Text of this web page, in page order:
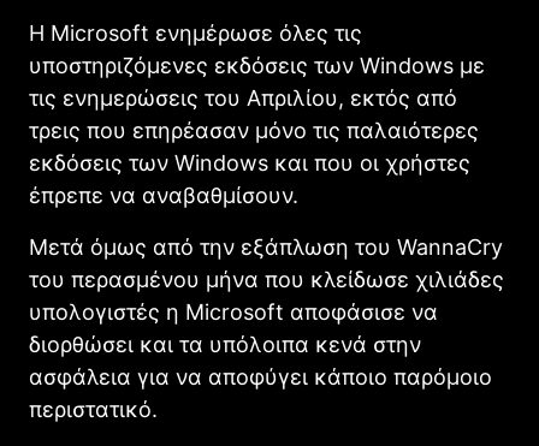
Η Microsoft ενημέρωσε όλες τις
υποστηριζόμενες εκδόσεις των Windows με
τις ενημερώσεις του Απριλίου, εκτός από
τρεις που επηρέασαν μόνο τις παλαιότερες
εκδόσεις των Windows και που οι χρήστες
έπρεπε να αναβαθμίσουν.
Μετά όμως από την εξάπλωση του WannaCry
του περασμένου μήνα που κλείδωσε χιλιάδες
υπολογιστές η Microsoft αποφάσισε να
διορθώσει και τα υπόλοιπα κενά στην
ασφάλεια για να αποφύγει κάποιο παρόμοιο
περιστατικό.